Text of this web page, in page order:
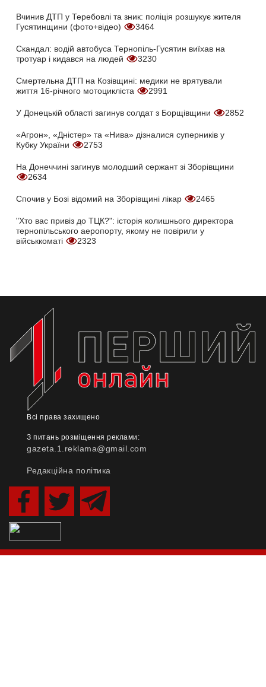
Вчинив ДТП у Теребовлі та зник: поліція розшукує жителя
Гусятинщини (фото+відео)
3464
Скандал: водій автобуса Тернопіль-Гусятин виїхав на
тротуар і кидався на людей
3230
Смертельна ДТП на Козівщині: медики не врятували
життя 16-річного мотоцикліста
2991
У Донецькій області загинув солдат з Борщівщини 2852
«Агрон», «Дністер» та «Нива» дізналися суперників у
Кубку України
2753
На Донеччині загинув молодший сержант зі Зборівщини
2634
Спочив у Бозі відомий на Зборівщині лікар 2465
"Хто вас привіз до ТЦК?": історія колишнього директора
тернопільського аеропорту, якому не повірили у
військкоматі
2323
Всі права захищено
З питань розміщення реклами:
gazeta.1.reklama@gmail.com
Редакційна політика